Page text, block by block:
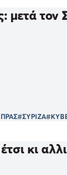
μετά τον
#ΣΥΡΙΖΑ
κι